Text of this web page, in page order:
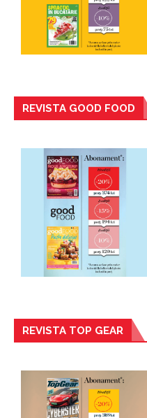
REVISTA GOOD FOOD
REVISTA TOP GEAR